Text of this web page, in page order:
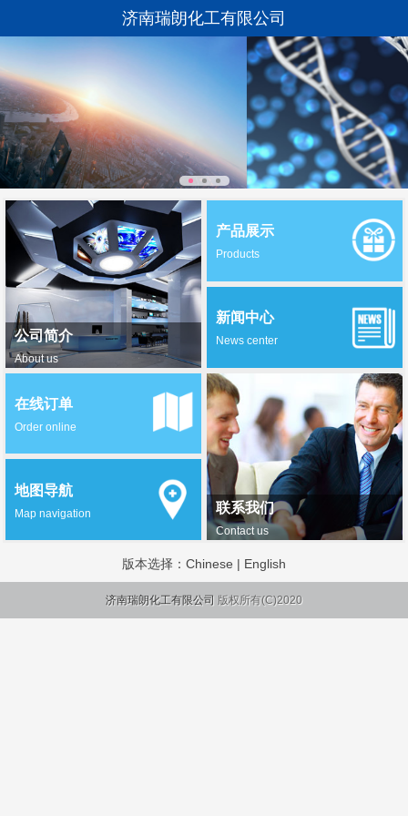
济南瑞朗化工有限公司
公司简介
About us
产品展示
Products
新闻中心
News center
联系我们
Contact us
在线订单
Order online
地图导航
Map navigation
版本选择： Chinese | English
济南瑞朗化工有限公司 版权所有(C)2020